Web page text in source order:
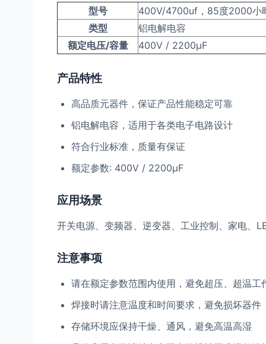
型号
400V/4700uf，85度2000小
类型
铝电解电容
额定电压/容量
400V / 2200μF
产品特性
高品质元器件，保证产品性能稳定可靠
铝电解电容，适用于各类电子电路设计
符合行业标准，质量有保证
额定参数: 400V / 2200μF
应用场景
开关电源、变频器、逆变器、工业控制、家电、
注意事项
请在额定参数范围内使用，避免超压、超温工
焊接时请注意温度和时间要求，避免损坏器件
存储环境应保持干燥、通风，避免高温高湿